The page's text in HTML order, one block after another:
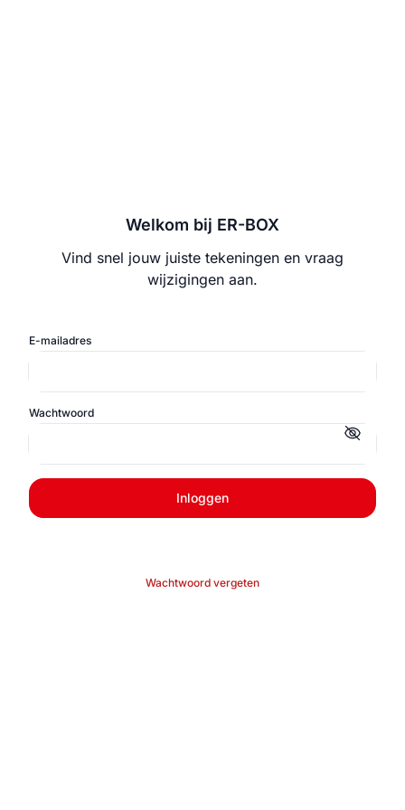
Welkom bij ER-BOX
Vind snel jouw juiste tekeningen en vraag
wijzigingen aan.
E-mailadres
Wachtwoord
Inloggen
Wachtwoord vergeten